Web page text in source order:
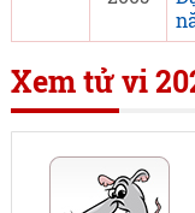
Xem tử vi